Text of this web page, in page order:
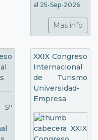
al 25-Sep-2026
Mas info
XXIX Congreso
Internacional
de Turismo
Universidad-
Empresa